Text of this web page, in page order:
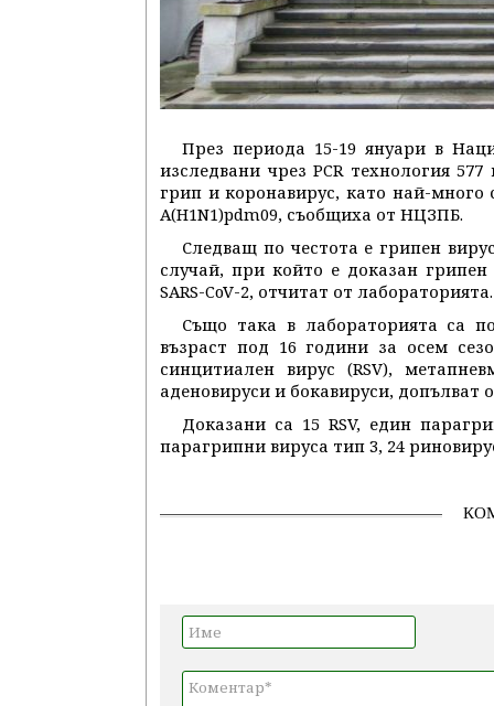
През периода 15-19 януари в
изследвани чрез PCR технология
грип и коронавирус, като най-много
A(H1N1)pdm09, съобщиха от НЦЗПБ.
Следващ по честота е грипен
случай, при който е доказан
SARS-CoV-2, отчитат от лабораторията.
Също така в лабораторията са
възраст под 16 години за осем
синцитиален вирус (RSV),
аденовируси и бокавируси, допълват
Доказани са 15 RSV, един
парагрипни вируса тип 3, 24